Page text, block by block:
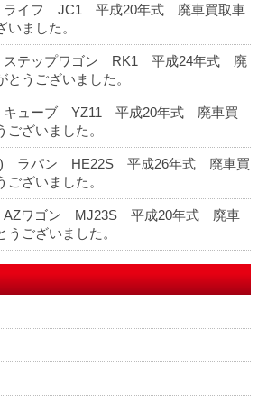
ライフ JC1 平成20年式 廃車買取車
いました。
ステップワゴン RK1 平成24年式 廃
うございました。
キューブ YZ11 平成20年式 廃車買
ざいました。
) ラパン HE22S 平成26年式 廃車買
ざいました。
AZワゴン MJ23S 平成20年式 廃車
ございました。